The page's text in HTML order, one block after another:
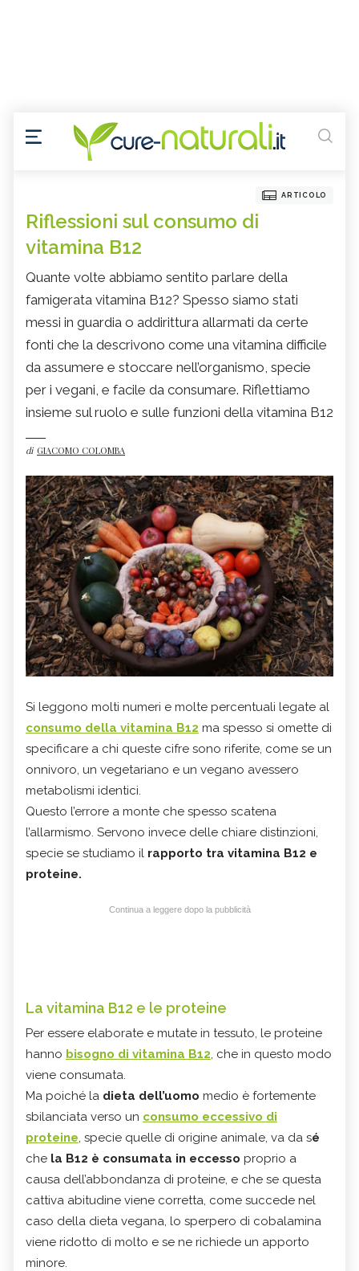
ARTICOLO
Riflessioni sul consumo di
vitamina B12
Quante volte abbiamo sentito parlare della
famigerata vitamina B12? Spesso siamo stati
messi in guardia o addirittura allarmati da certe
fonti che la descrivono come una vitamina difficile
da assumere e stoccare nell’organismo, specie
per i vegani, e facile da consumare. Riflettiamo
insieme sul ruolo e sulle funzioni della vitamina B12
di GIACOMO COLOMBA
Si leggono molti numeri e molte percentuali legate al
consumo della vitamina B12 ma spesso si omette di
specificare a chi queste cifre sono riferite, come se un
onnivoro, un vegetariano e un vegano avessero
metabolismi identici.
Questo l’errore a monte che spesso scatena
l’allarmismo. Servono invece delle chiare distinzioni,
specie se studiamo il rapporto tra vitamina B12 e
proteine.
Continua a leggere dopo la pubblicità
La vitamina B12 e le proteine
Per essere elaborate e mutate in tessuto, le proteine
hanno bisogno di vitamina B12, che in questo modo
viene consumata.
Ma poiché la dieta dell’uomo medio è fortemente
sbilanciata verso un consumo eccessivo di
proteine, specie quelle di origine animale, va da sé
che la B12 è consumata in eccesso proprio a
causa dell’abbondanza di proteine, e che se questa
cattiva abitudine viene corretta, come succede nel
caso della dieta vegana, lo sperpero di cobalamina
viene ridotto di molto e se ne richiede un apporto
minore.